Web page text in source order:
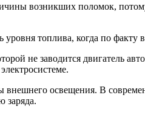
возникших поломок,
уровня топлива, когда по
не заводится двигатель
освещения. В
заряда.